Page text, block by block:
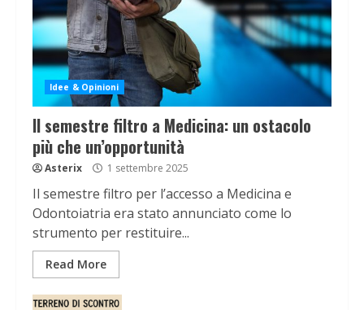
Idee & Opinioni
Il semestre filtro a Medicina: un ostacolo
più che un’opportunità
Asterix 1 settembre 2025
Il semestre filtro per l’accesso a Medicina e
Odontoiatria era stato annunciato come lo
strumento per restituire...
Read More